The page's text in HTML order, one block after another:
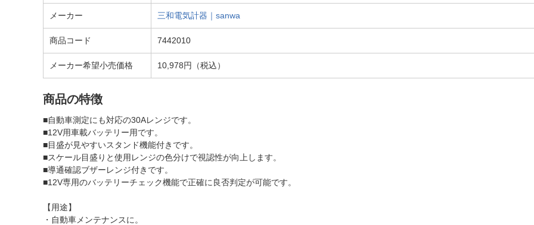
メーカー 三和電気計器｜sanwa
商品コード 7442010
メーカー希望小売価格 10,978円（税込）
商品の特徴
■自動車測定にも対応の30Aレンジです。
■12V用車載バッテリー用です。
■目盛が見やすいスタンド機能付きです。
■スケール目盛りと使用レンジの色分けで視認性が向上します。
■導通確認ブザーレンジ付きです。
■12V専用のバッテリーチェック機能で正確に良否判定が可能です。
【用途】
・自動車メンテナンスに。